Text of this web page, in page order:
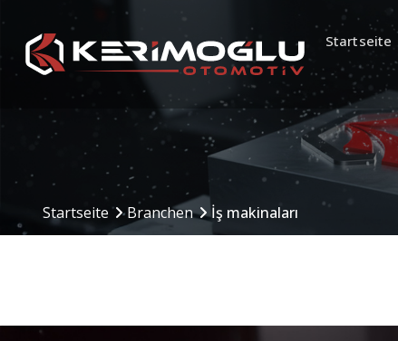
Startseite
Manufacturing
Capabilities
Production Area
Startseite Branchen İş makinaları